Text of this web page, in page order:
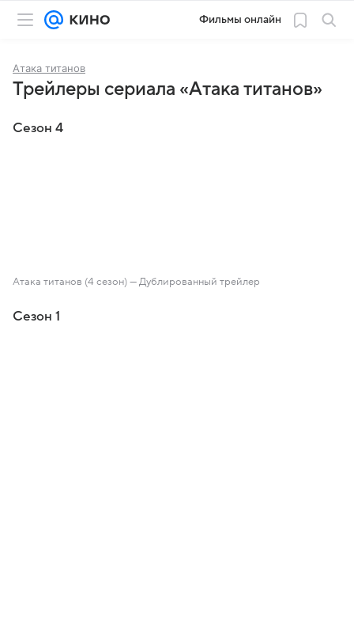
Фильмы онлайн
Атака титанов
Трейлеры сериала «Атака титанов»
Сезон 4
Атака титанов (4 сезон) — Дублированный трейлер
Сезон 1